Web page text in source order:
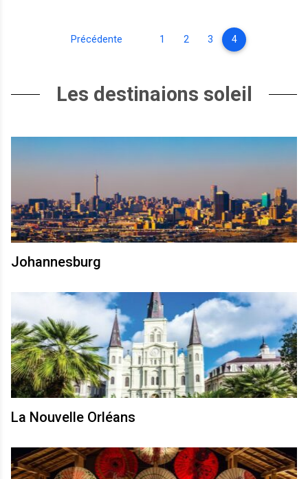
Précédente 1 2 3 4
Les destinaions soleil
Johannesburg
La Nouvelle Orléans